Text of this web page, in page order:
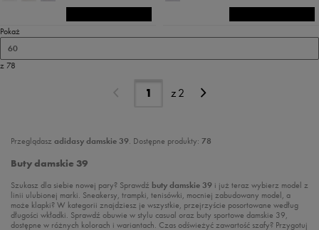
Pokaż
60
z 78
z2
Przeglądasz adidasy damskie 39. Dostępne produkty: 78
Buty damskie 39
Szukasz dla siebie nowej pary? Sprawdź buty damskie 39 i już teraz wybierz model z
linii ulubionej marki. Sneakersy, trampki, tenisówki, mocniej zabudowany model, a
może klapki? W kategorii znajdziesz je wszystkie, przejrzyście posortowane według
długości wkładki. Sprawdź obuwie w stylu casual oraz buty sportowe damskie 39,
dostępne w różnych kolorach i wariantach. Czas odświeżyć zawartość szafy? Przygotuj